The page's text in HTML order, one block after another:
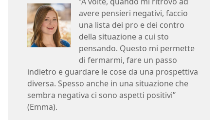
avere pensieri negativi, faccio
una lista dei pro e dei contro
della situazione a cui sto
pensando. Questo mi permette
di fermarmi, fare un passo
indietro e guardare le cose da una prospettiva
diversa. Spesso anche in una situazione che
sembra negativa ci sono aspetti positivi”
(Emma).